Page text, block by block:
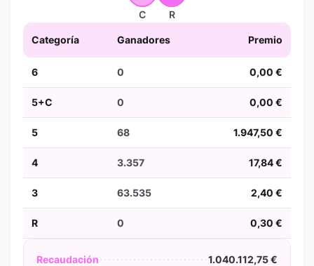
C R
Categoría Ganadores Premio
6 0 0,00 €
5+C 0 0,00 €
5 68 1.947,50 €
4 3.357 17,84 €
3 63.535 2,40 €
R 0 0,30 €
Recaudación
1.040.112,75 €